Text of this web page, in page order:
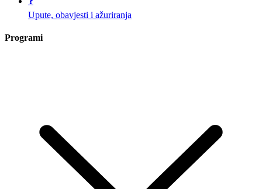
Upute, obavjesti i ažuriranja
Programi